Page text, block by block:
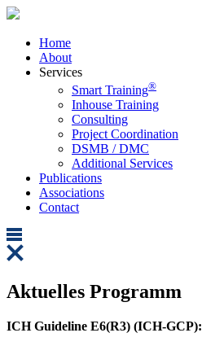
Home
About
Services
Smart Training®
Inhouse Training
Consulting
Project Coordination
DSMB / DMC
Additional Services
Publications
Associations
Contact
Aktuelles Programm
ICH Guideline E6(R3) (ICH-GCP):